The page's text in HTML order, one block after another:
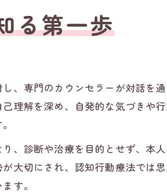
グの違い徹底解説
リングの違いを具体例で解説
と心理療法の目的の違い
一覧からわかる違いのポイント
と医療機関の違いを整理
の種類から自分に合う方法を探す
で重視すべき選択基準とは
る第一歩
、専門のカウンセラーが対話を
理解を深め、自発的な気づきや
、診断や治療を目的とせず、本
大切にされ、認知行動療法では
す。